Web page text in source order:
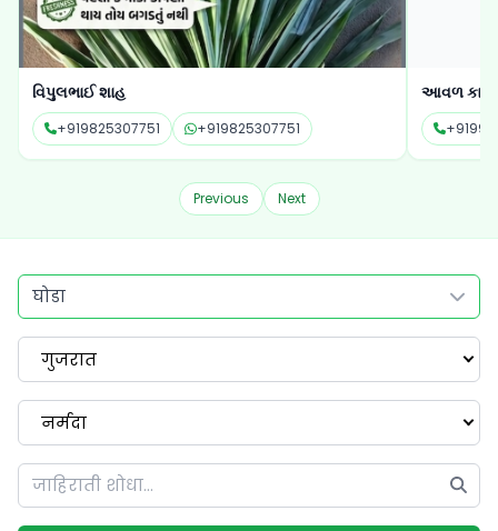
વિપુલભાઈ શાહ
+919825307751 +919825307751
આવળ કાઉ
Previous Next
घोडा
गुजरात
नर्मदा